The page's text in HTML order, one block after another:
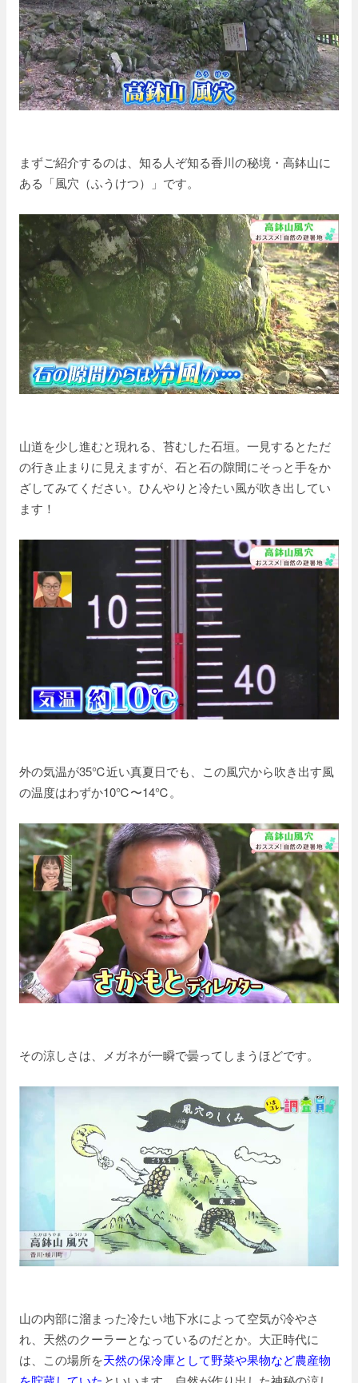
まずご紹介するのは、知る人ぞ知る香川の秘境・高鉢山に
ある「風穴（ふうけつ）」です。
山道を少し進むと現れる、苔むした石垣。一見するとただ
の行き止まりに見えますが、石と石の隙間にそっと手をか
ざしてみてください。ひんやりと冷たい風が吹き出してい
ます！
外の気温が35℃近い真夏日でも、この風穴から吹き出す風
の温度はわずか10℃〜14℃。
その涼しさは、メガネが一瞬で曇ってしまうほどです。
山の内部に溜まった冷たい地下水によって空気が冷やさ
れ、天然のクーラーとなっているのだとか。大正時代に
は、この場所を天然の保冷庫として野菜や果物など農産物